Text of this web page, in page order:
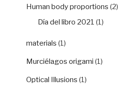
Human body proportions (2)
Día del libro 2021 (1)
materials (1)
Murciélagos origami (1)
Optical Illusions (1)